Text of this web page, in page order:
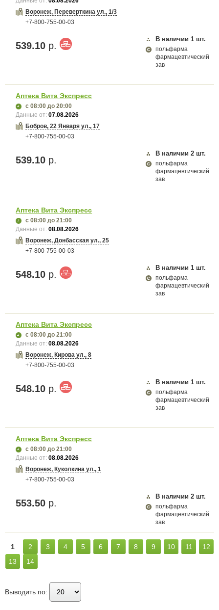
Воронеж, Переверткина ул., 1/3
+7-800-755-00-03
539.10 р.
В наличии 1 шт.
польфарма
фармацевтический
зав
Аптека Вита Экспресс
с 08:00 до 20:00
Данные от:07.08.2026
Бобров, 22 Января ул., 17
+7-800-755-00-03
539.10 р.
В наличии 2 шт.
польфарма
фармацевтический
зав
Аптека Вита Экспресс
с 08:00 до 21:00
Данные от:08.08.2026
Воронеж, Донбасская ул., 25
+7-800-755-00-03
548.10 р.
В наличии 1 шт.
польфарма
фармацевтический
зав
Аптека Вита Экспресс
с 08:00 до 21:00
Данные от:08.08.2026
Воронеж, Кирова ул., 8
+7-800-755-00-03
548.10 р.
В наличии 1 шт.
польфарма
фармацевтический
зав
Аптека Вита Экспресс
с 08:00 до 21:00
Данные от:08.08.2026
Воронеж, Куколкина ул., 1
+7-800-755-00-03
553.50 р.
В наличии 2 шт.
польфарма
фармацевтический
зав
1 2 3 4 5 6 7 8 9 10 11
12
13
14
Выводить по: